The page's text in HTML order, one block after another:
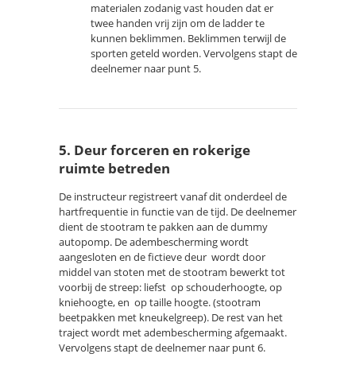
materialen zodanig vast houden dat er
twee handen vrij zijn om de ladder te
kunnen beklimmen. Beklimmen terwijl de
sporten geteld worden. Vervolgens stapt de
deelnemer naar punt 5.
5. Deur forceren en rokerige
ruimte betreden
De instructeur registreert vanaf dit onderdeel de
hartfrequentie in functie van de tijd. De deelnemer
dient de stootram te pakken aan de dummy
autopomp. De adembescherming wordt
aangesloten en de fictieve deur wordt door
middel van stoten met de stootram bewerkt tot
voorbij de streep: liefst op schouderhoogte, op
kniehoogte, en op taille hoogte. (stootram
beetpakken met kneukelgreep). De rest van het
traject wordt met adembescherming afgemaakt.
Vervolgens stapt de deelnemer naar punt 6.